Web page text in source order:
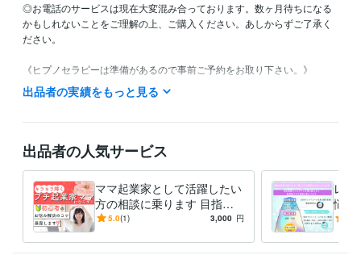
◎お電話のサービスは現在大変混み合っております。数ヶ月待ちになる
かもしれないことをご理解の上、ご購入ください。あしからずご了承く
ださい。
《ヒプノセラピーは準備があるので事前ご予約をお取り下さい。》
※通常は1週間くらい前にご予約をお取り頂くのがベストです。
※1回目は事前カウンセリングまでを提供し、改めて別日でヒプノセラピ
◎メッセージチャットのサービスは24時間、いつでもご連絡お待ちして
おります。本業が忙しい時にはご質問へのお返事や納品にお時間をいた
だく場合があることをご承諾の上、ご購入ください。
受賞歴
ムーンデーセミナー 親子で考えよういじめ防止のロゴマーク　教育
長賞 布ナプキン啓蒙セミナー
出品者の実績をもっと見る
出品者の人気サービス
ママ起業家として活躍したい
方の相談に乗ります 目指
せ！ママ起業家！自分らしく
5.0(1) 3,000 円
レム
悩み
こか